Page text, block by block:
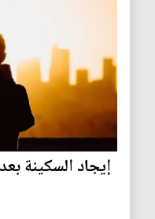
إيجاد السكينة